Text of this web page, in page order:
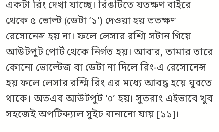
একটা রিং দেখা যাচ্ছে। রিঙটিতে যতক্ষণ বাইরে
থেকে ৫ ভোল্ট (ডেটা ‘১’) দেওয়া হয় ততক্ষণ
রেসোনেন্স হয় না। ফলে লেসার রশ্মি সটান গিয়ে
আউটপুট পোর্ট থেকে নির্গত হয়। আবার, তামার তারে
কোনো ভোল্টেজ বা ডেটা না দিলে রিং-এ রেসোনেন্স
হয় ফলে লেসার রশ্মি রিং এর মধ্যে আবদ্ধ হয়ে ঘুরতে
থাকে। অতএব আউটপুট ‘০’ হয়। সুতরাং এইভাবে খুব
সহজেই অপটিক্যাল সুইচ বানানো যায় [১১]।